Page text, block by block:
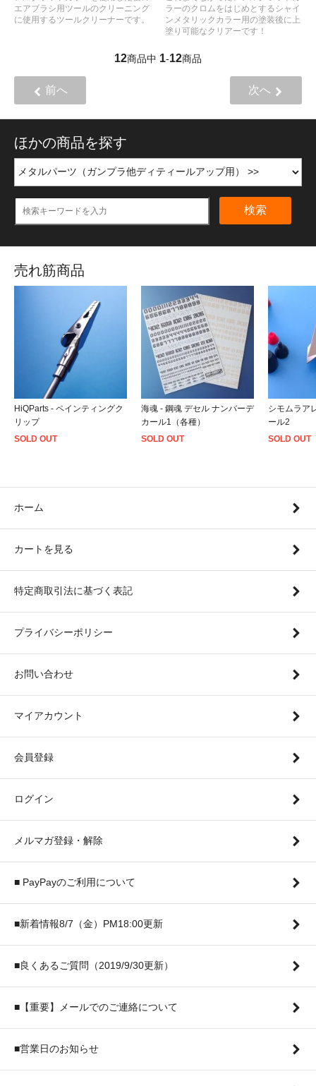
エアブラシ用ツールのクリーニング
に使用するツールクリーナーです。
ラーのクロムをはじめとするシャイ
ンメタリックカラー用の塗装後に上
塗り可能なクリアーです！
12商品中 1-12商品
前へ 次へ
ほかの商品を探す
検索
売れ筋商品
HiQParts - ペインティングク
リップ
SOLD OUT
海魂 - 鋼魂 デセル ナンバーデ
カール1（各種）
SOLD OUT
シモムラア
ール2
SOLD OUT
ホーム
カートを見る
特定商取引法に基づく表記
プライバシーポリシー
お問い合わせ
マイアカウント
会員登録
ログイン
メルマガ登録・解除
■ PayPayのご利用について
■新着情報8/7（金）PM18:00更新
■良くあるご質問（2019/9/30更新）
■【重要】メールでのご連絡について
■営業日のお知らせ